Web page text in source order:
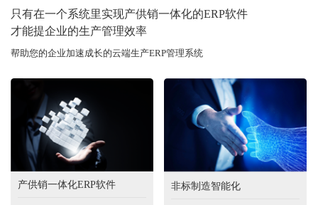
只有在一个系统里实现产供销一体化的ERP软件
才能提企业的生产管理效率
帮助您的企业加速成长的云端生产ERP管理系统
产供销一体化ERP软件 非标制造智能化